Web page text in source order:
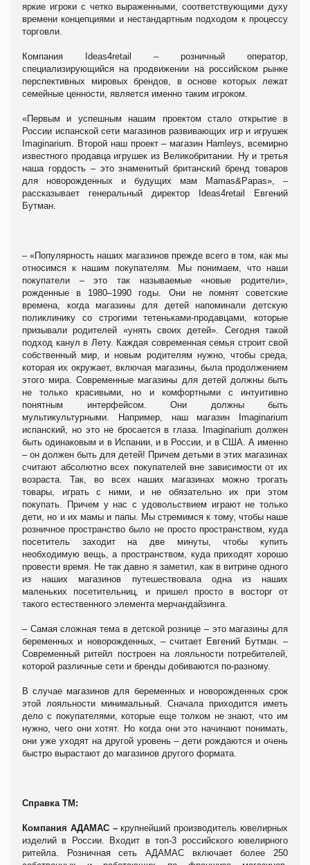
яркие игроки с четко выраженными, соответствующими духу
времени концепциями и нестандартным подходом к процессу
торговли.
Компания Ideas4retail – розничный оператор,
специализирующийся на продвижении на российском рынке
перспективных мировых брендов, в основе которых лежат
семейные ценности, является именно таким игроком.
«Первым и успешным нашим проектом стало открытие в
России испанской сети магазинов развивающих игр и игрушек
Imaginarium. Второй наш проект – магазин Hamleys, всемирно
известного продавца игрушек из Великобритании. Ну и третья
наша гордость – это знаменитый британский бренд товаров
для новорожденных и будущих мам Mamas&Papas», –
рассказывает генеральный директор Ideas4retail Евгений
Бутман.
– «Популярность наших магазинов прежде всего в том, как мы
относимся к нашим покупателям. Мы понимаем, что наши
покупатели – это так называемые «новые родители»,
рожденные в 1980–1990 годы. Они не помнят советские
времена, когда магазины для детей напоминали детскую
поликлинику со строгими тетеньками-продавцами, которые
призывали родителей «унять своих детей». Сегодня такой
подход канул в Лету. Каждая современная семья строит свой
собственный мир, и новым родителям нужно, чтобы среда,
которая их окружает, включая магазины, была продолжением
этого мира. Современные магазины для детей должны быть
не только красивыми, но и комфортными с интуитивно
понятным интерфейсом. Они должны быть
мультикультурными. Например, наш магазин Imaginarium
испанский, но это не бросается в глаза. Imaginarium должен
быть одинаковым и в Испании, и в России, и в США. А именно
– он должен быть для детей! Причем детьми в этих магазинах
считают абсолютно всех покупателей вне зависимости от их
возраста. Так, во всех наших магазинах можно трогать
товары, играть с ними, и не обязательно их при этом
покупать. Причем у нас с удовольствием играют не только
дети, но и их мамы и папы. Мы стремимся к тому, чтобы наше
розничное пространство было не просто пространством, куда
посетитель заходит на две минуты, чтобы купить
необходимую вещь, а пространством, куда приходят хорошо
провести время. Не так давно я заметил, как в витрине одного
из наших магазинов путешествовала одна из наших
маленьких посетительниц, и пришел просто в восторг от
такого естественного элемента мерчандайзинга.
– Самая сложная тема в детской рознице – это магазины для
беременных и новорожденных, – считает Евгений Бутман. –
Современный ритейл построен на лояльности потребителей,
которой различные сети и бренды добиваются по-разному.
В случае магазинов для беременных и новорожденных срок
этой лояльности минимальный. Сначала приходится иметь
дело с покупателями, которые еще толком не знают, что им
нужно, чего они хотят. Но когда они это начинают понимать,
они уже уходят на другой уровень – дети рождаются и очень
быстро вырастают до магазинов другого формата.
Справка ТМ:
Компания АДАМАС –крупнейший производитель ювелирных
изделий в России. Входит в топ-3 российского ювелирного
ритейла. Розничная сеть АДАМАС включает более 250